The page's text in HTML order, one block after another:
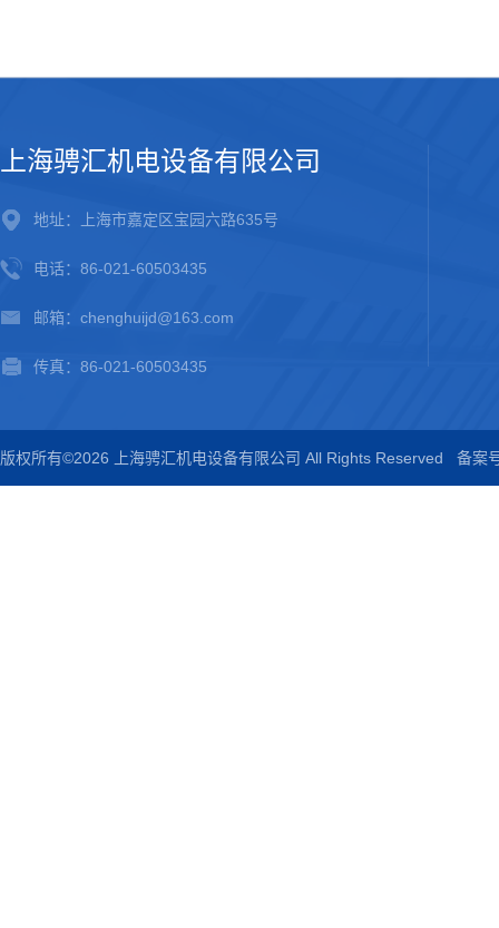
上海骋汇机电设备有限公司
地址：上海市嘉定区宝园六路635号
电话：86-021-60503435
邮箱：chenghuijd@163.com
传真：86-021-60503435
版权所有©2026 上海骋汇机电设备有限公司 All Rights Reserved 备案